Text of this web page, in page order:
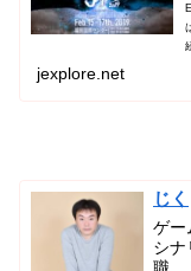
jexplore.net
じく
ゲー
シナ